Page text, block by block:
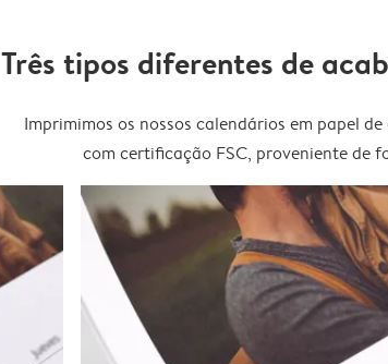
Três tipos diferentes de
Imprimimos os nossos calendários em papel
com certificação FSC, proveniente de